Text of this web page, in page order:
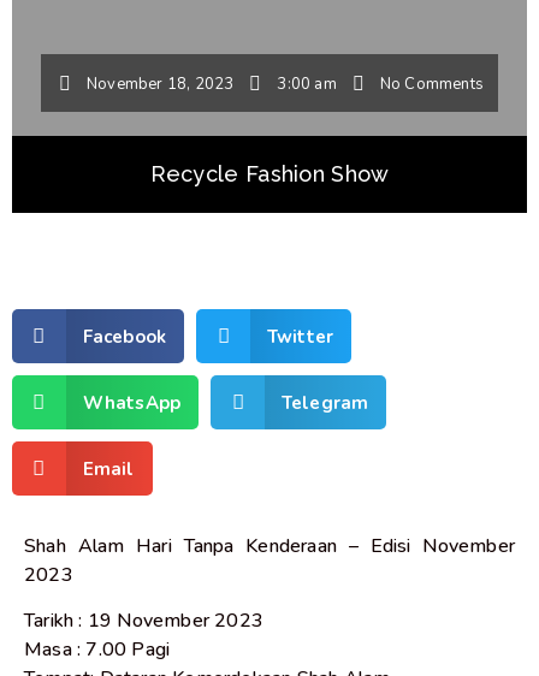
November 18, 2023 3:00 am No Comments
Recycle Fashion Show
Facebook Twitter
WhatsApp Telegram
Email
Shah Alam Hari Tanpa Kenderaan – Edisi November
2023
Tarikh : 19 November 2023
Masa : 7.00 Pagi